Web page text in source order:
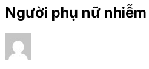
Người phụ nữ